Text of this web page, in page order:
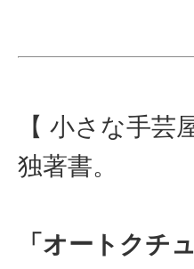
【 小さな手
独著書。
「オートクチ